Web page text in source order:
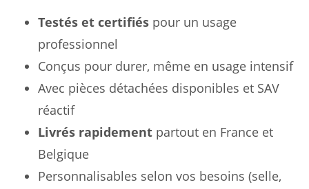
Testés et certifiés pour un usage
professionnel
Conçus pour durer, même en usage intensif
Avec pièces détachées disponibles et SAV
réactif
Livrés rapidement partout en France et
Belgique
Personnalisables selon vos besoins (selle,